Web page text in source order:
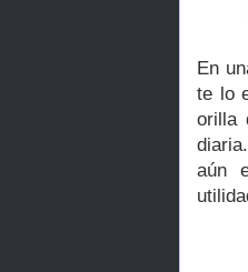
En
te lo
orilla
aún